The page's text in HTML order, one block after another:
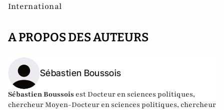
International
A PROPOS DES AUTEURS
Sébastien Boussois
Sébastien Boussois est Docteur en sciences politiques,
chercheur Moyen-Docteur en sciences politiques, chercheur